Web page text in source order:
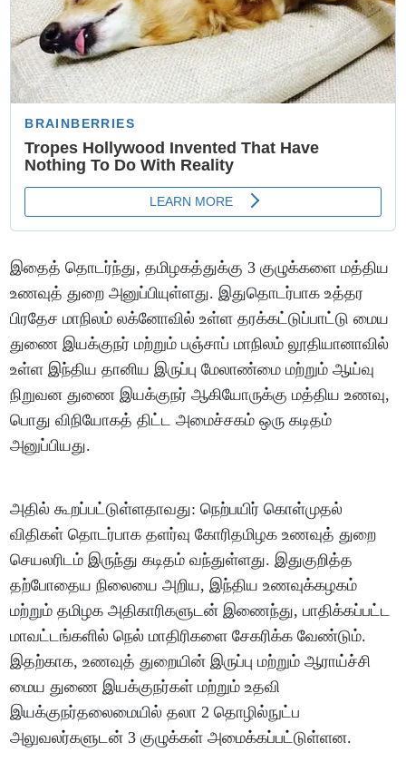
இதைத் தொடர்ந்து, தமிழகத்துக்கு 3 குழுக்களை மத்திய
உணவுத் துறை அனுப்பியுள்ளது. இதுதொடர்பாக உத்தர
பிரதேச மாநிலம் லக்னோவில் உள்ள தரக்கட்டுப்பாட்டு மைய
துணை இயக்குநர் மற்றும் பஞ்சாப் மாநிலம் லூதியானாவில்
உள்ள இந்திய தானிய இருப்பு மேலாண்மை மற்றும் ஆய்வு
நிறுவன துணை இயக்குநர் ஆகியோருக்கு மத்திய உணவு,
பொது விநியோகத் திட்ட அமைச்சகம் ஒரு கடிதம்
அனுப்பியது.
அதில் கூறப்பட்டுள்ளதாவது: நெற்பயிர் கொள்முதல்
விதிகள் தொடர்பாக தளர்வு கோரிதமிழக உணவுத் துறை
செயலரிடம் இருந்து கடிதம் வந்துள்ளது. இதுகுறித்த
தற்போதைய நிலையை அறிய, இந்திய உணவுக்கழகம்
மற்றும் தமிழக அதிகாரிகளுடன் இணைந்து, பாதிக்கப்பட்ட
மாவட்டங்களில் நெல் மாதிரிகளை சேகரிக்க வேண்டும்.
இதற்காக, உணவுத் துறையின் இருப்பு மற்றும் ஆராய்ச்சி
மைய துணை இயக்குநர்கள் மற்றும் உதவி
இயக்குநர்தலைமையில் தலா 2 தொழில்நுட்ப
அலுவலர்களுடன் 3 குழுக்கள் அமைக்கப்பட்டுள்ளன.